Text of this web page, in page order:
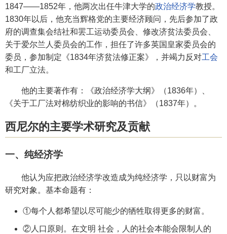
1847——1852年，他两次出任牛津大学的政治经济学教授。
1830年以后，他充当辉格党的主要经济顾问，先后参加了政
府的调查集会结社和罢工运动委员会、修改济贫法委员会、
关于爱尔兰人委员会的工作，担任了许多英国皇家委员会的
委员，参加制定《1834年济贫法修正案》，并竭力反对工会
和工厂立法。
他的主要著作有：《政治经济学大纲》（1836年）、
《关于工厂法对棉纺织业的影响的书信》（1837年）。
西尼尔的主要学术研究及贡献
一、纯经济学
他认为应把政治经济学改造成为纯经济学，只以财富为
研究对象。基本命题有：
①每个人都希望以尽可能少的牺牲取得更多的财富。
②人口原则。在文明 社会，人的社会本能会限制人的